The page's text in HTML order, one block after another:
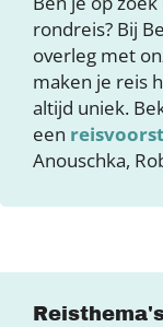
rondreis? Bij
overleg met
maken je reis
altijd uniek.
een
Anouschka,